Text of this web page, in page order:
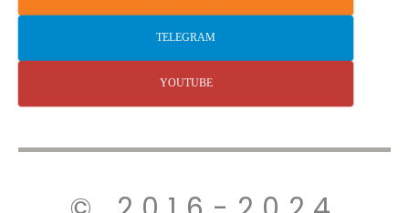
TELEGRAM
YOUTUBE